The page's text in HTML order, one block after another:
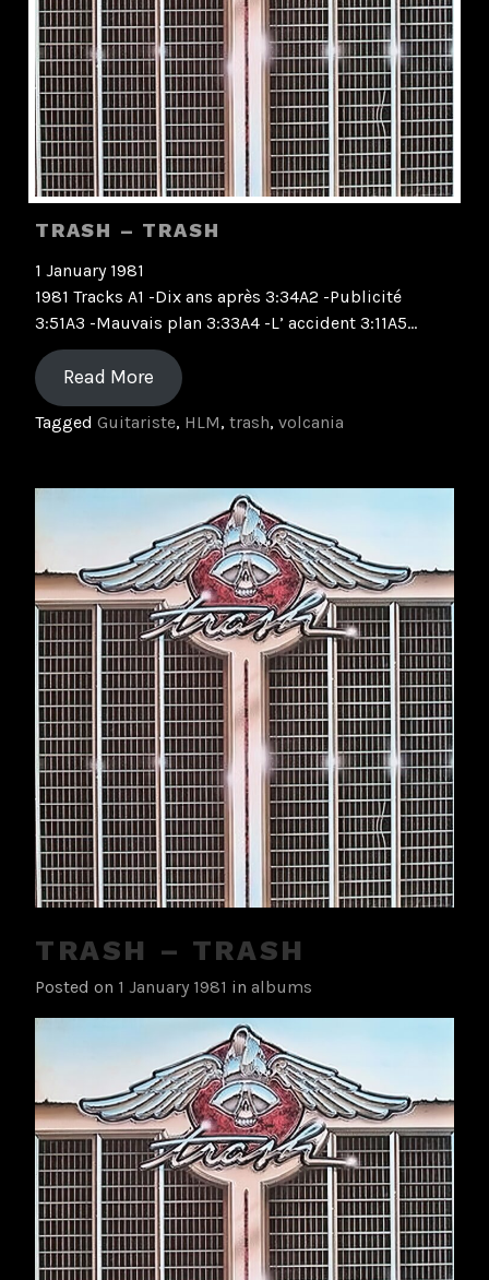
TRASH – TRASH
1 January 1981
1981 Tracks A1 -Dix ans après 3:34A2 -Publicité
3:51A3 -Mauvais plan 3:33A4 -L’ accident 3:11A5…
Read More
Tagged Guitariste, HLM, trash, volcania
TRASH – TRASH
Posted on 1 January 1981 in albums